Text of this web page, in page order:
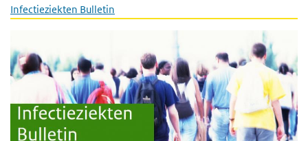
Infectieziekten Bulletin